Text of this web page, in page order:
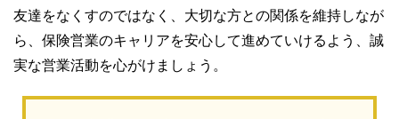
友達をなくすのではなく、大切な方との関係を維持しなが
ら、保険営業のキャリアを安心して進めていけるよう、誠
実な営業活動を心がけましょう。